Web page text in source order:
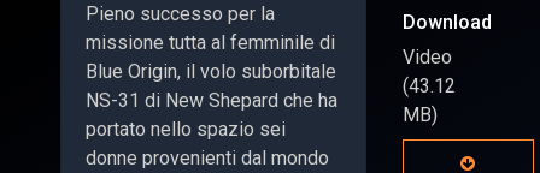
Pieno successo per la
missione tutta al femminile di
Blue Origin, il volo suborbitale
NS-31 di New Shepard che ha
portato nello spazio sei
donne provenienti dal mondo
Download
Video
(43.12
MB)